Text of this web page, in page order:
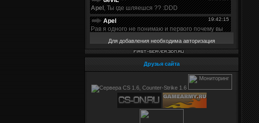
Для добавления необходима авторизация
Друзья сайта